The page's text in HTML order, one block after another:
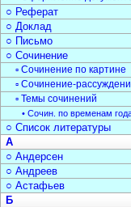
○ Реферат
○ Доклад
○ Письмо
○ Сочинение
▫ Сочинение по картине
▫ Сочинение-
▫ Темы сочинений
• Сочин. по временам
○ Список литературы
А
○ Андерсен
○ Андреев
○ Астафьев
Б